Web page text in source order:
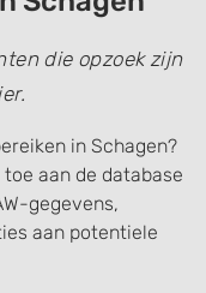
die opzoek zijn
in Schagen?
aan de database
gegevens,
aan potentiele